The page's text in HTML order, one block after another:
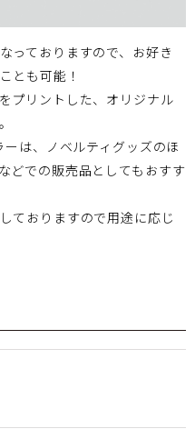
っておりますので、お好き
とも可能！
プリントした、オリジナル
は、ノベルティグッズのほ
どでの販売品としてもおすす
ておりますので用途に応じ